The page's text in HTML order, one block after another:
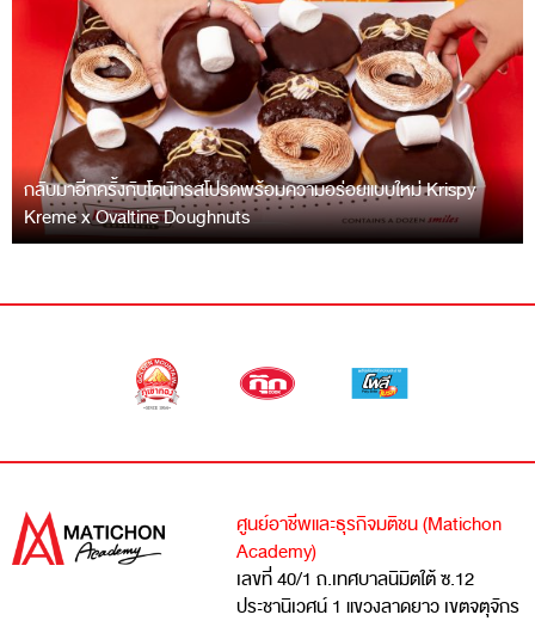
กลับมาอีกครั้งกับโดนัทรสโปรดพร้อมความอร่อยแบบใหม่ Krispy
Kreme x Ovaltine Doughnuts
ศูนย์อาชีพและธุรกิจมติชน (Matichon
Academy)
เลขที่ 40/1 ถ.เทศบาลนิมิตใต้ ซ.12
ประชานิเวศน์ 1 แขวงลาดยาว เขตจตุจักร